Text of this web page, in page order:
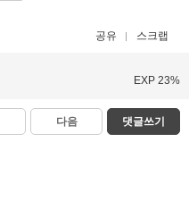
공유 스크랩
EXP 23%
다음 댓글쓰기